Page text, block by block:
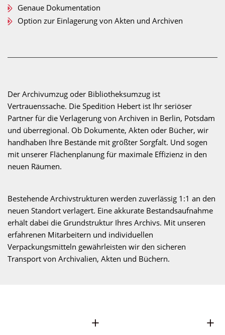
Genaue Dokumentation
Option zur Einlagerung von Akten und Archiven
Der Archivumzug oder Bibliotheksumzug ist
Vertrauenssache. Die Spedition Hebert ist Ihr seriöser
Partner für die Verlagerung von Archiven in Berlin, Potsdam
und überregional. Ob Dokumente, Akten oder Bücher, wir
handhaben Ihre Bestände mit größter Sorgfalt. Und sogen
mit unserer Flächenplanung für maximale Effizienz in den
neuen Räumen.
Bestehende Archivstrukturen werden zuverlässig 1:1 an den
neuen Standort verlagert. Eine akkurate Bestandsaufnahme
erhält dabei die Grundstruktur Ihres Archivs. Mit unseren
erfahrenen Mitarbeitern und individuellen
Verpackungsmitteln gewährleisten wir den sicheren
Transport von Archivalien, Akten und Büchern.